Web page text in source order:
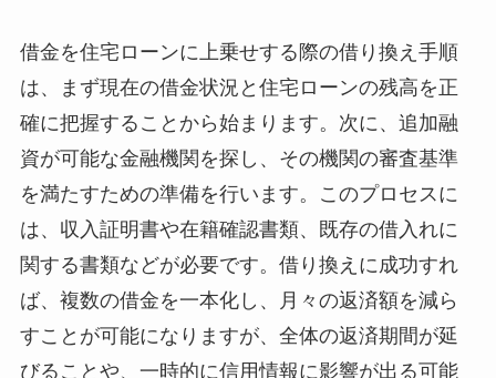
借金を住宅ローンに上乗せする際の借り換え手順
は、まず現在の借金状況と住宅ローンの残高を正
確に把握することから始まります。次に、追加融
資が可能な金融機関を探し、その機関の審査基準
を満たすための準備を行います。このプロセスに
は、収入証明書や在籍確認書類、既存の借入れに
関する書類などが必要です。借り換えに成功すれ
ば、複数の借金を一本化し、月々の返済額を減ら
すことが可能になりますが、全体の返済期間が延
びることや、一時的に信用情報に影響が出る可能